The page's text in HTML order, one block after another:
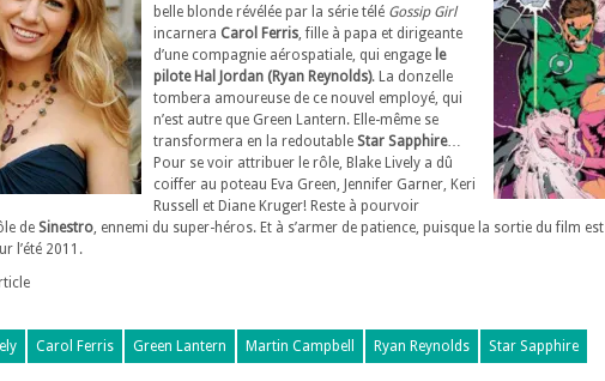
belle blonde révélée par la série télé Gossip Girl
incarnera Carol Ferris, fille à papa et dirigeante
d’une compagnie aérospatiale, qui engage le
pilote Hal Jordan (Ryan Reynolds). La donzelle
tombera amoureuse de ce nouvel employé, qui
n’est autre que Green Lantern. Elle-même se
transformera en la redoutable Star Sapphire…
Pour se voir attribuer le rôle, Blake Lively a dû
coiffer au poteau Eva Green, Jennifer Garner, Keri
Russell et Diane Kruger! Reste à pourvoir
de Sinestro, ennemi du super-héros. Et à s’armer de patience, puisque la sortie du film est
l’été 2011.
Carol Ferris Green Lantern Martin Campbell Ryan Reynolds Star Sapphire